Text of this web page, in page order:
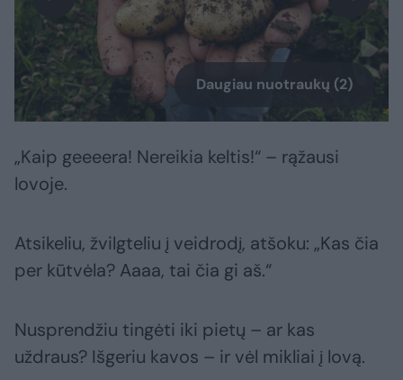
Daugiau nuotraukų (2)
„Kaip geeeera! Nereikia keltis!“ – rąžausi
lovoje.
Atsikeliu, žvilgteliu į veidrodį, atšoku: „Kas čia
per kūtvėla? Aaaa, tai čia gi aš.“
Nusprendžiu tingėti iki pietų – ar kas
uždraus? Išgeriu kavos – ir vėl mikliai į lovą.